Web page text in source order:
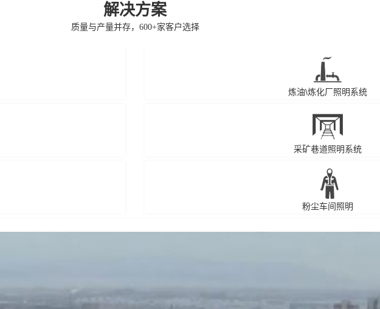
解决方案
质量与产量并存，600+家客户选择
炼油\炼化厂照明系统
采矿巷道照明系统
粉尘车间照明